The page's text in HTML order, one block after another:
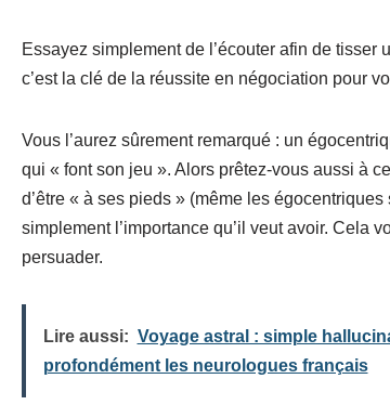
Essayez simplement de l’écouter afin de
c’est la clé de la réussite en négociation pour
Vous l’aurez sûrement remarqué : un
qui « font son jeu ». Alors prêtez-vous aussi à
d’être « à ses pieds » (même les
simplement l’importance qu’il veut avoir. Cela
persuader.
Lire aussi: Voyage astral : simple
profondément les neurologues français